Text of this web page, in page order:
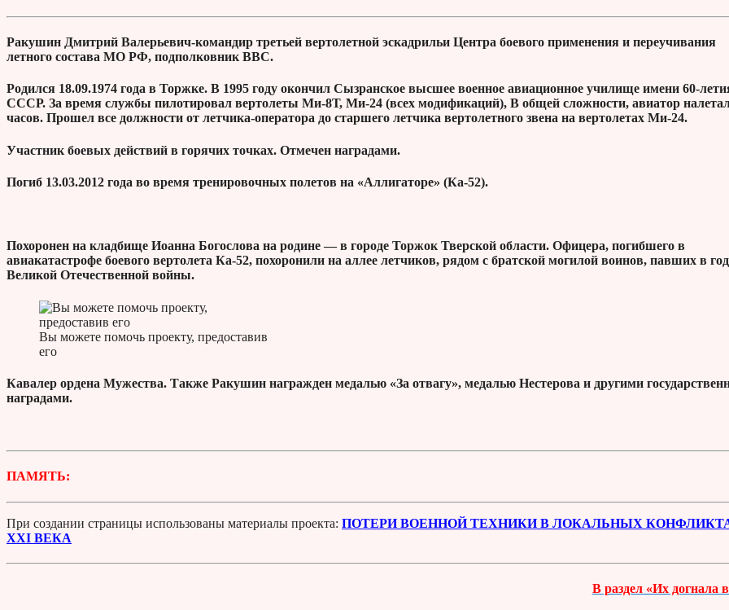
Ракушин Дмитрий Валерьевич-командир третьей вертолетной эскадрильи Центра боевого применения и переучивания
летного состава МО РФ, подполковник ВВС.
Родился 18.09.1974 года в Торжке. В 1995 году окончил Сызранское высшее военное авиационное училище имени 60-
СССР. За время службы пилотировал вертолеты Ми-8Т, Ми-24 (всех модификаций), В общей сложности, авиатор
часов. Прошел все должности от летчика-оператора до старшего летчика вертолетного звена на вертолетах Ми-24.
Участник боевых действий в горячих точках. Отмечен наградами.
Погиб 13.03.2012 года во время тренировочных полетов на «Аллигаторе» (Ка-52).
Похоронен на кладбище Иоанна Богослова на родине — в городе Торжок Тверской области. Офицера, погибшего в
авиакатастрофе боевого вертолета Ка-52, похоронили на аллее летчиков, рядом с братской могилой воинов, павших в
Великой Отечественной войны.
Вы можете помочь проекту, предоставив
его
Кавалер ордена Мужества. Также Ракушин награжден медалью «За отвагу», медалью Нестерова и другими
наградами.
ПАМЯТЬ:
При создании страницы использованы материалы проекта: ПОТЕРИ ВОЕННОЙ ТЕХНИКИ В ЛОКАЛЬНЫХ
XXI ВЕКА
В раздел «Их догнала